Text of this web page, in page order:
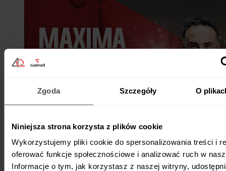
Zgoda Szczegóły O
Niniejsza strona korzysta z plików cookie
Wykorzystujemy pliki cookie do spersonalizowania treści i
oferować funkcje społecznościowe i analizować ruch w
Informacje o tym, jak korzystasz z naszej witryny,